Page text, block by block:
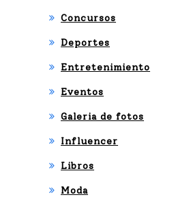
Concursos
Deportes
Entretenimiento
Eventos
Galeria de fotos
Influencer
Libros
Moda